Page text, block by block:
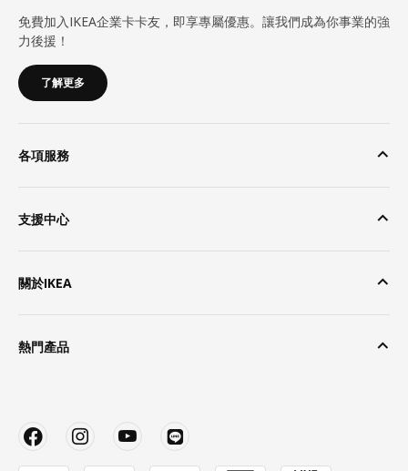
免費加入IKEA企業卡卡友，即享專屬優惠。讓我們成為你事業的強
力後援！
了解更多
各項服務
支援中心
關於IKEA
熱門產品